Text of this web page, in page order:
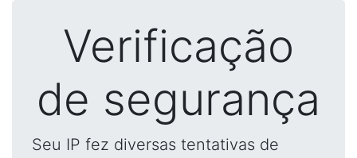
Verificação
de segurança
Seu IP fez diversas tentativas de